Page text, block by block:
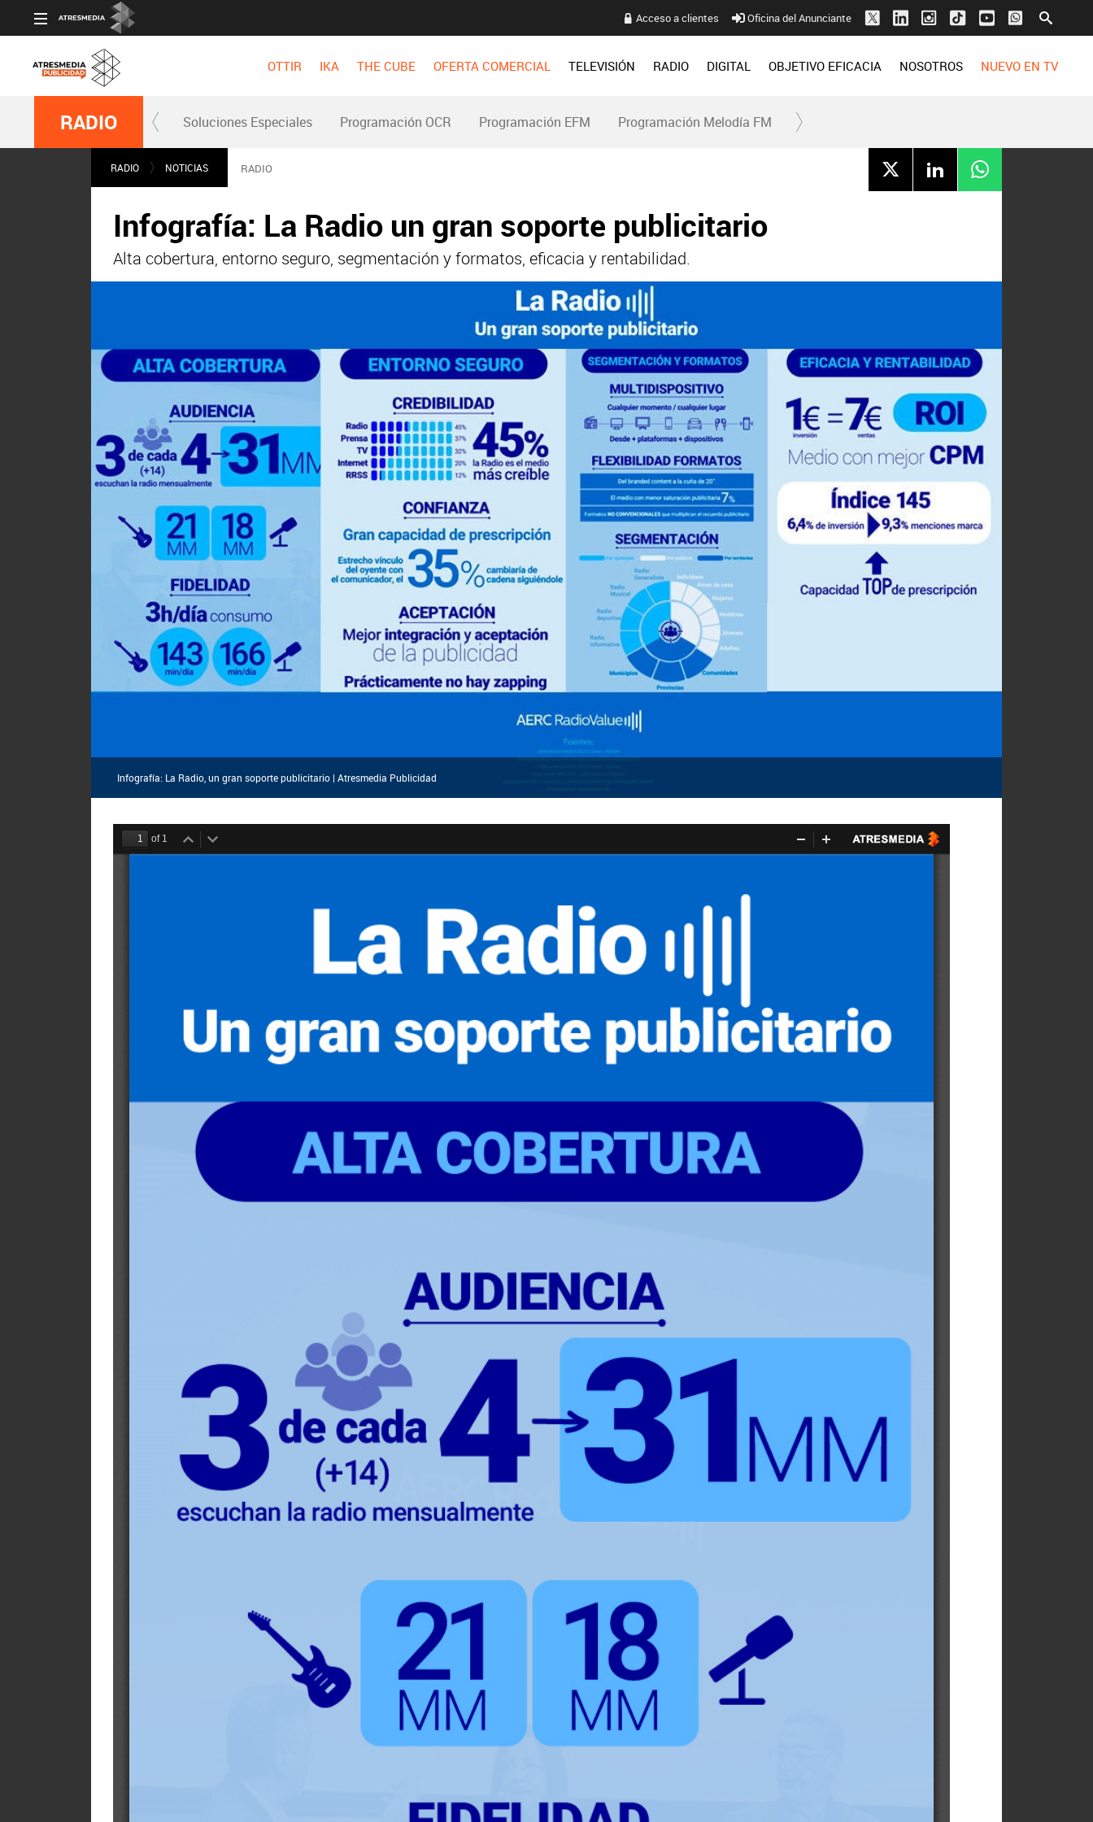
Acceso a clientes Oficina del Anunciante
OTTIR IKA THE CUBE OFERTA COMERCIAL TELEVISIÓN RADIO DIGITAL OBJETIVO EFICACIA NOSOTROS NUEVO EN TV
RADIO Soluciones Especiales Programación OCR Programación EFM Programación Melodía FM
RADIO NOTICIAS RADIO
Infografía: La Radio un gran soporte publicitario
Alta cobertura, entorno seguro, segmentación y formatos, eficacia y rentabilidad.
Infografía: La Radio, un gran soporte publicitario | Atresmedia Publicidad